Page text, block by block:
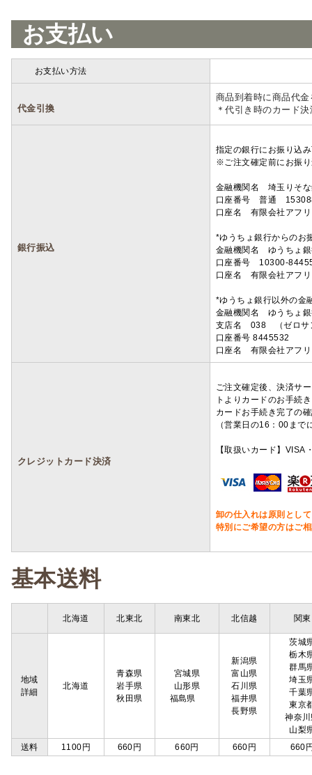
お支払い
お支払い方法
代金引換
商品到着時に商品代
＊代引き時のカード
銀行振込
指定の銀行にお振り込
※ご注文確定前にお振
金融機関名 埼玉りそ
口座番号 普通
口座名 有限会社アフ
*ゆうちょ銀行からのお
金融機関名 ゆうちょ
口座番号 10300-
口座名 有限会社アフ
*ゆうちょ銀行以外の金
金融機関名 ゆうちょ
支店名 038 （ゼロサ
口座番号 8445532
口座名 有限会社アフ
クレジットカード決済
ご注文確定後、決済サ
トよりカードのお手続
カードお手続き完了の
（営業日の16：00ま
【取扱いカード】
卸の仕入れは原則とし
特別にご希望の方はご
基本送料
北海道 北東北 南東北 北信越 関東
地域
詳細
北海道
青森県
岩手県
秋田県
宮城県
山形県
福島県
新潟県
富山県
石川県
福井県
長野県
茨城
栃木
群馬
埼玉
千葉
東京
神奈
山梨
送料
1100円 660円 660円 660円 660